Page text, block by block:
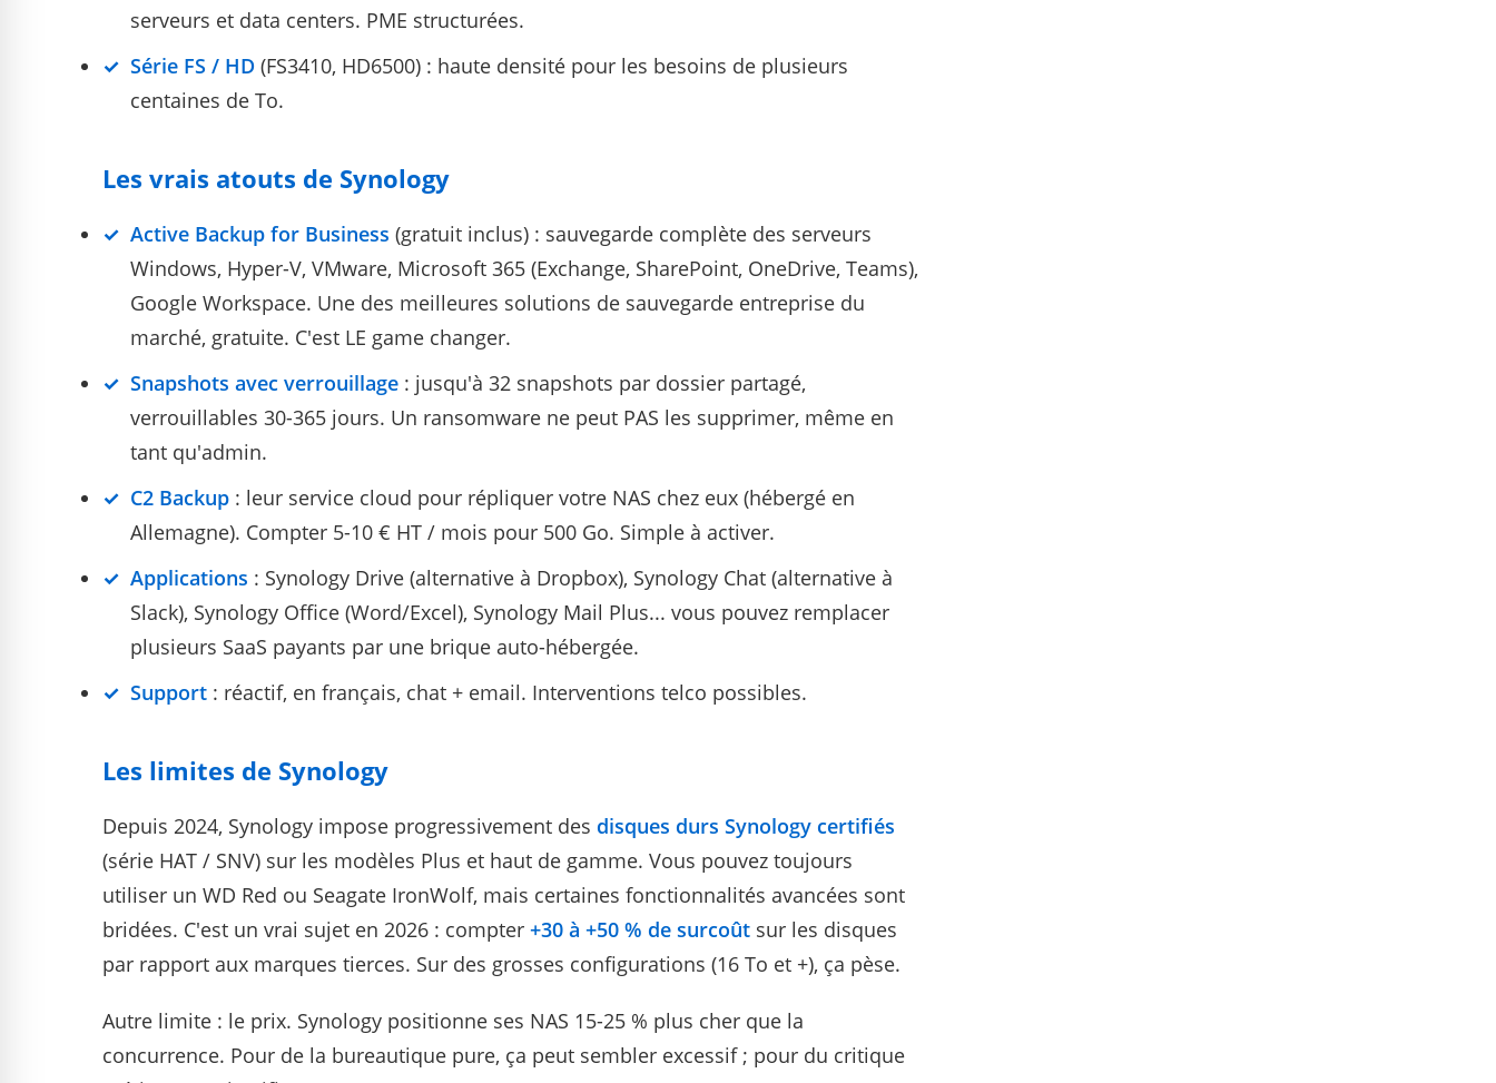
serveurs et data centers. PME structurées.
Série FS / HD (FS3410, HD6500) : haute densité pour les besoins de plusieurs
centaines de To.
Les vrais atouts de Synology
Active Backup for Business (gratuit inclus) : sauvegarde complète des serveurs
Windows, Hyper-V, VMware, Microsoft 365 (Exchange, SharePoint, OneDrive, Teams),
Google Workspace. Une des meilleures solutions de sauvegarde entreprise du
marché, gratuite. C'est LE game changer.
Snapshots avec verrouillage : jusqu'à 32 snapshots par dossier partagé,
verrouillables 30-365 jours. Un ransomware ne peut PAS les supprimer, même en
tant qu'admin.
C2 Backup : leur service cloud pour répliquer votre NAS chez eux (hébergé en
Allemagne). Compter 5-10 € HT / mois pour 500 Go. Simple à activer.
Applications : Synology Drive (alternative à Dropbox), Synology Chat (alternative à
Slack), Synology Office (Word/Excel), Synology Mail Plus... vous pouvez remplacer
plusieurs SaaS payants par une brique auto-hébergée.
Support : réactif, en français, chat + email. Interventions telco possibles.
Les limites de Synology
Depuis 2024, Synology impose progressivement des disques durs Synology certifiés
(série HAT / SNV) sur les modèles Plus et haut de gamme. Vous pouvez toujours
utiliser un WD Red ou Seagate IronWolf, mais certaines fonctionnalités avancées sont
bridées. C'est un vrai sujet en 2026 : compter +30 à +50 % de surcoût sur les disques
par rapport aux marques tierces. Sur des grosses configurations (16 To et +), ça pèse.
Autre limite : le prix. Synology positionne ses NAS 15-25 % plus cher que la
concurrence. Pour de la bureautique pure, ça peut sembler excessif ; pour du critique